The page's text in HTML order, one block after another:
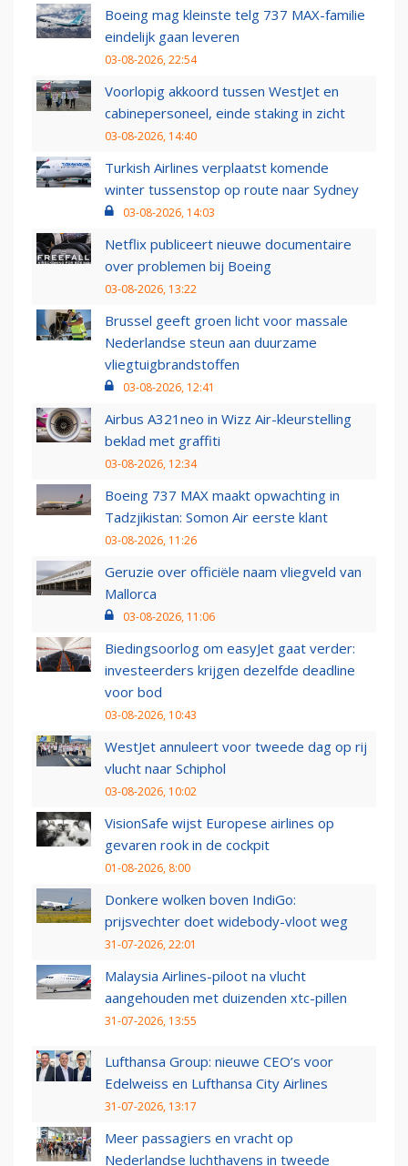
Boeing mag kleinste telg 737 MAX-familie
eindelijk gaan leveren
03-08-2026, 22:54
Voorlopig akkoord tussen WestJet en
cabinepersoneel, einde staking in zicht
03-08-2026, 14:40
Turkish Airlines verplaatst komende
winter tussenstop op route naar Sydney
03-08-2026, 14:03
Netflix publiceert nieuwe documentaire
over problemen bij Boeing
03-08-2026, 13:22
Brussel geeft groen licht voor massale
Nederlandse steun aan duurzame
vliegtuigbrandstoffen
03-08-2026, 12:41
Airbus A321neo in Wizz Air-kleurstelling
beklad met graffiti
03-08-2026, 12:34
Boeing 737 MAX maakt opwachting in
Tadzjikistan: Somon Air eerste klant
03-08-2026, 11:26
Geruzie over officiële naam vliegveld van
Mallorca
03-08-2026, 11:06
Biedingsoorlog om easyJet gaat verder:
investeerders krijgen dezelfde deadline
voor bod
03-08-2026, 10:43
WestJet annuleert voor tweede dag op rij
vlucht naar Schiphol
03-08-2026, 10:02
VisionSafe wijst Europese airlines op
gevaren rook in de cockpit
01-08-2026, 8:00
Donkere wolken boven IndiGo:
prijsvechter doet widebody-vloot weg
31-07-2026, 22:01
Malaysia Airlines-piloot na vlucht
aangehouden met duizenden xtc-pillen
31-07-2026, 13:55
Lufthansa Group: nieuwe CEO’s voor
Edelweiss en Lufthansa City Airlines
31-07-2026, 13:17
Meer passagiers en vracht op
Nederlandse luchthavens in tweede